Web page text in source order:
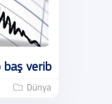
baş verib
Dünya